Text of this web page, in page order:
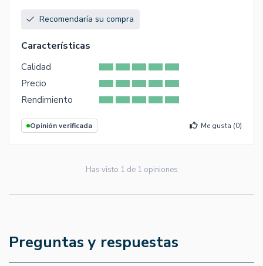
Recomendaría su compra
Características
Calidad
Precio
Rendimiento
Opinión verificada Me gusta (0)
Has visto 1 de 1 opiniones
Preguntas y respuestas